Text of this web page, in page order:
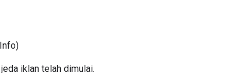
iklan telah dimulai.